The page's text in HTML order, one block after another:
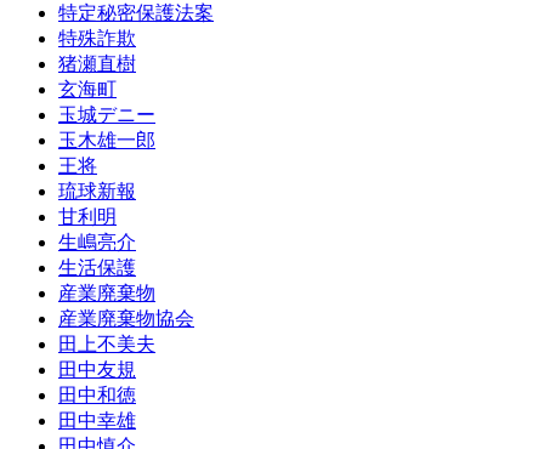
特定秘密保護法案
特殊詐欺
猪瀬直樹
玄海町
玉城デニー
玉木雄一郎
王将
琉球新報
甘利明
生嶋亮介
生活保護
産業廃棄物
産業廃棄物協会
田上不美夫
田中友規
田中和徳
田中幸雄